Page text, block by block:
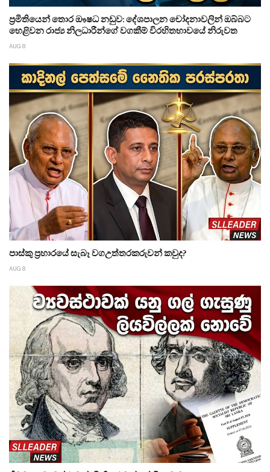
ප්‍රමිතියෙන් තොර ඖෂධ නඩුව: දේශපාලන චෝදනාවලින් ඔබ්බට
හෙළිවන රාජ්‍ය නිලධාරීන්ගේ වගකීම් විරහිතභාවයේ නිරුවත
AUG 8
පාස්කු ප්‍රහාරයේ සැබෑ වගඋත්තරකරුවන් කවුද?
AUG 8